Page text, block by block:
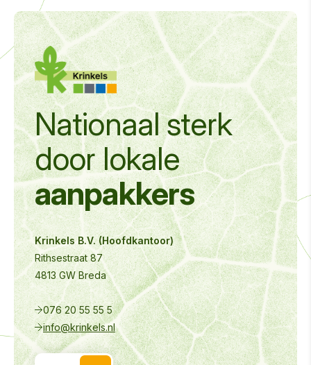
Nationaal sterk
doorlokale
aanpakkers
Krinkels B.V. (Hoofdkantoor)
Rithsestraat 87
4813 GW Breda
076 20 55 55 5
info@krinkels.nl